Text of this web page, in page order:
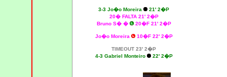
3-3 Jo�o Moreira
21' 2�P
20� FALTA 21' 2�P
Bruno S�� 20�F 21' 2�P
Jo�o Moreira 10�F 22' 2�P
TIMEOUT 23' 2�P
4-3 Gabriel Monteiro
22' 2�P